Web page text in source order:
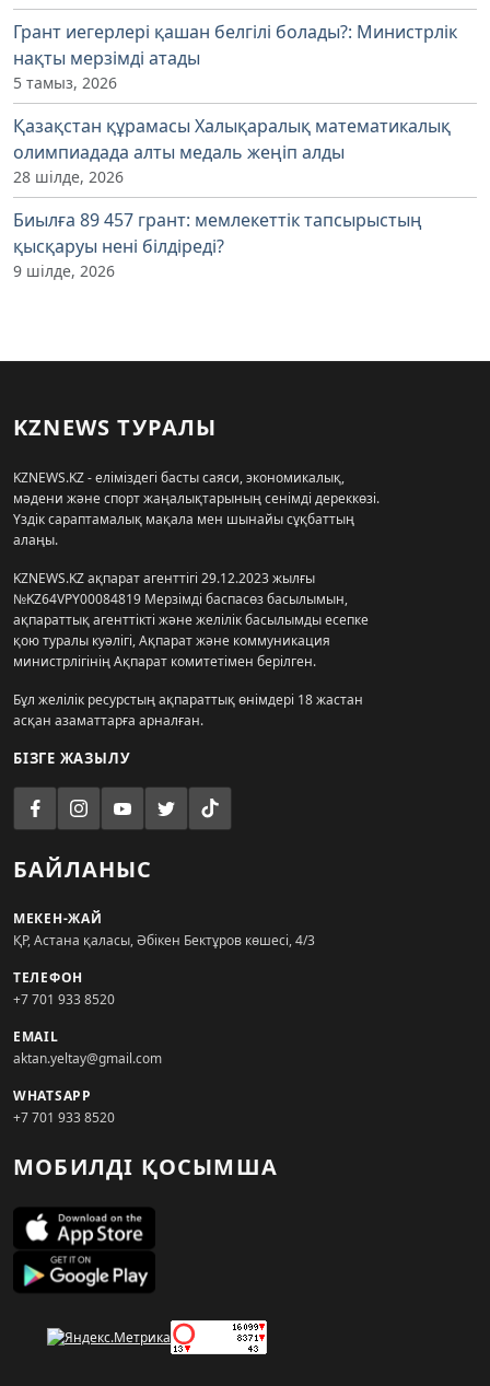
Грант иегерлері қашан белгілі болады?: Министрлік
нақты мерзімді атады
5 тамыз, 2026
Қазақстан құрамасы Халықаралық математикалық
олимпиадада алты медаль жеңіп алды
28 шілде, 2026
Биылға 89 457 грант: мемлекеттік тапсырыстың
қысқаруы нені білдіреді?
9 шілде, 2026
KZNEWS ТУРАЛЫ
KZNEWS.KZ - еліміздегі басты саяси, экономикалық,
мәдени және спорт жаңалықтарының сенімді дереккөзі.
Үздік сараптамалық мақала мен шынайы сұқбаттың
алаңы.
KZNEWS.KZ ақпарат агенттігі 29.12.2023 жылғы
№KZ64VPY00084819 Мерзімді баспасөз басылымын,
ақпараттық агенттікті және желілік басылымды есепке
қою туралы куәлігі, Ақпарат және коммуникация
министрлігінің Ақпарат комитетімен берілген.
Бұл желілік ресурстың ақпараттық өнімдері 18 жастан
асқан азаматтарға арналған.
БІЗГЕ ЖАЗЫЛУ
БАЙЛАНЫС
МЕКЕН-ЖАЙ
ҚР, Астана қаласы, Әбікен Бектұров көшесі, 4/3
ТЕЛЕФОН
+7 701 933 8520
EMAIL
aktan.yeltay@gmail.com
WHATSAPP
+7 701 933 8520
МОБИЛДІ ҚОСЫМША